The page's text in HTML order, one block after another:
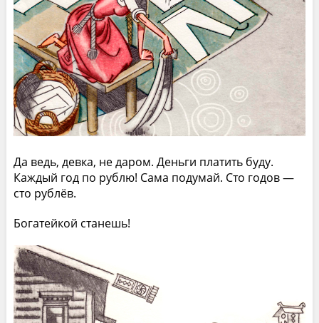
Да ведь, девка, не даром. Деньги платить буду.
Каждый год по рублю! Сама подумай. Сто годов —
сто рублёв.
Богатейкой станешь!